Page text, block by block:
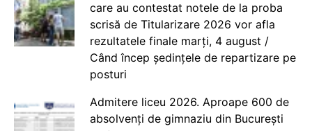
care au contestat notele de la proba
scrisă de Titularizare 2026 vor afla
rezultatele finale marți, 4 august /
Când încep ședințele de repartizare pe
posturi
Admitere liceu 2026. Aproape 600 de
absolvenți de gimnaziu din București